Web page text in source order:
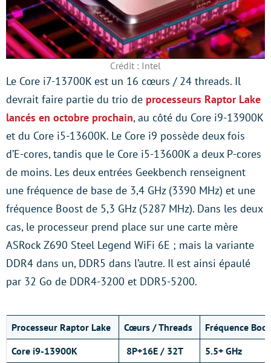
Crédit : Intel
Le Core i7-13700K est un 16 cœurs / 24 threads. Il
devrait faire partie du trio de processeurs Raptor Lake
lancés en octobre prochain, au côté du Core i9-13900K
et du Core i5-13600K. Le Core i9 possède deux fois
d’E-cores, tandis que le Core i5-13600K a deux P-cores
de moins. Les deux entrées Geekbench renseignent
une fréquence de base de 3,4 GHz (3390 MHz) et une
fréquence Boost de 5,3 GHz (5287 MHz). Dans les deux
cas, le processeur prend place sur une carte mère
ASRock Z690 Steel Legend WiFi 6E ; mais la variante
DDR4 dans un, DDR5 dans l’autre. Il est ainsi épaulé
par 32 Go de DDR4-3200 et DDR5-5200.
Processeur Raptor Lake Cœurs / Threads
Fréquence
Core i9-13900K
8P+16E / 32T
5.5+ GHz